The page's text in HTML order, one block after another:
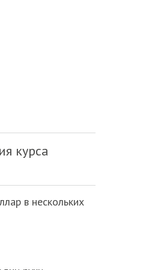
курса
в нескольких